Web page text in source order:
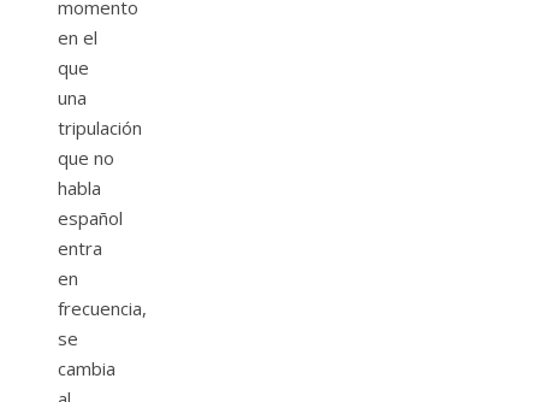
momento
en el
que
una
tripulación
que no
habla
español
entra
en
frecuencia,
se
cambia